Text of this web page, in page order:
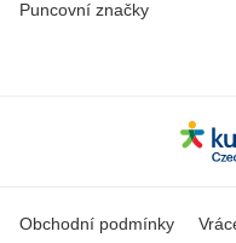
Puncovní značky
Obchodní podmínky